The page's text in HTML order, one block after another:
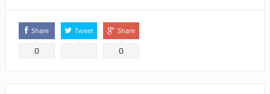
Share
0
Tweet Share
0